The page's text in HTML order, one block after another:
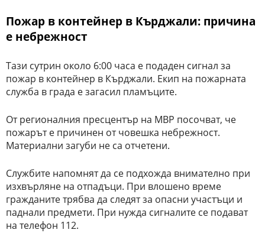
Пожар в контейнер в Кърджали: причина
е небрежност
Тази сутрин около 6:00 часа е подаден сигнал за
пожар в контейнер в Кърджали. Екип на пожарната
служба в града е загасил пламъците.
От регионалния пресцентър на МВР посочват, че
пожарът е причинен от човешка небрежност.
Материални загуби не са отчетени.
Службите напомнят да се подхожда внимателно при
изхвърляне на отпадъци. При влошено време
гражданите трябва да следят за опасни участъци и
паднали предмети. При нужда сигналите се подават
на телефон 112.